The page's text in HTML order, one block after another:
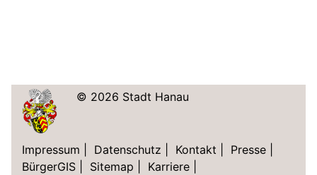
© 2026 Stadt Hanau
Impressum Datenschutz Kontakt Presse
BürgerGIS
Sitemap Karriere